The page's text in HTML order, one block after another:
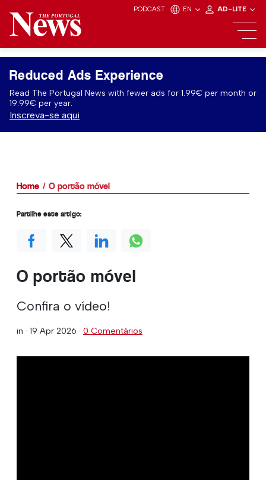
PODCAST EN AD-LITE
Reduced Ads Experience
Read The Portugal News with fewer ads for 1.99€ per month or
19.99€ per year.
Inscreva-se aqui
Home O portão móvel
O portão móvel
Confira o vídeo!
in · 19 Apr 2026 · 0 Comentários
Partilhe este artigo: